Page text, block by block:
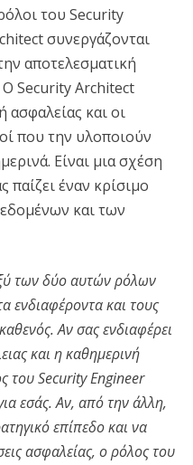
του Security
συνεργάζονται
αποτελεσματική
Security Architect
ασφαλείας και οι
που την υλοποιούν
Είναι μια σχέση
παίζει έναν κρίσιμο
και των
των δύο αυτών ρόλων
ενδιαφέροντα και τους
Αν σας ενδιαφέρει
και η καθημερινή
του Security Engineer
εσάς. Αν, από την άλλη,
επίπεδο και να
ασφαλείας, ο ρόλος του